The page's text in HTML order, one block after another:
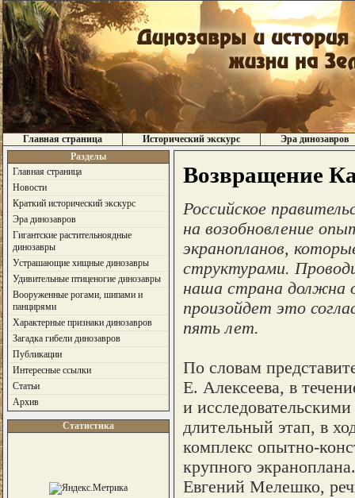
Главная страница Исторический экскурс
Эра динозавров
Разделы
Главная страница
Новости
Краткий исторический экскурс
Эра динозавров
Гигантские растительноядные
динозавры
Устрашающие хищные динозавры
Удивительные птиценогие динозавры
Вооруженные рогами, шипами и
панцирями
Характерные признаки динозавров
Загадка гибели динозавров
Публикации
Интересные ссылки
Статьи
Архив
Статистика
Возвращение
Российское
на возобновление
экранопланов,
структурами.
наша страна должна
произойдет это
пять лет.
По словам
Е. Алексеева, в
и
длительный этап, в
комплекс опытно-
крупного
Евгений Мелешко,